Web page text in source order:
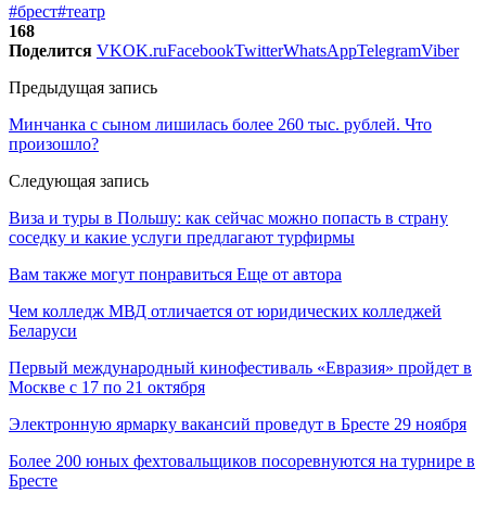
#брест#театр
168
Поделится VKOK.ruFacebookTwitterWhatsAppTelegramViber
Предыдущая запись
Минчанка с сыном лишилась более 260 тыс. рублей. Что
произошло?
Следующая запись
Виза и туры в Польшу: как сейчас можно попасть в страну
соседку и какие услуги предлагают турфирмы
Вам также могут понравиться Еще от автора
Чем колледж МВД отличается от юридических колледжей
Беларуси
Первый международный кинофестиваль «Евразия» пройдет в
Москве с 17 по 21 октября
Электронную ярмарку вакансий проведут в Бресте 29 ноября
Более 200 юных фехтовальщиков посоревнуются на турнире в
Бресте